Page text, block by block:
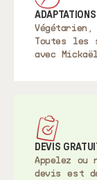
Toutes les
avec
DEVIS
Appelez
devis est